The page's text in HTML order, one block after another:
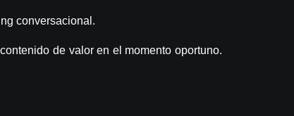
conversacional.
de valor en el momento oportuno.